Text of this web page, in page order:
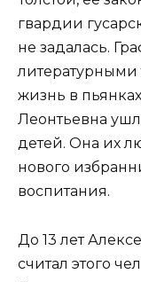
гвардии
не задалась.
жизнь в
Леонтьевна
детей. Она их
нового
воспитания.
До 13 лет
считал этого